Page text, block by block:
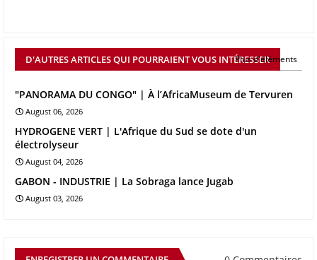
D'AUTRES ARTICLES QUI POURRAIENT VOUS INTÉRESSER
Plus d'éléments
"PANORAMA DU CONGO" | À l’AfricaMuseum de Tervuren
August 06, 2026
HYDROGENE VERT | L'Afrique du Sud se dote d'un
électrolyseur
August 04, 2026
GABON - INDUSTRIE | La Sobraga lance Jugab
August 03, 2026